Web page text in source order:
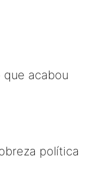
que acabou
política